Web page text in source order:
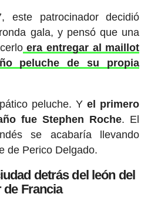
este patrocinador decidió
gala, y pensó que una
era entregar al maillot
peluche de su propia
peluche. Yel primero
fue Stephen Roche. El
se acabaría llevando
de Perico Delgado.
detrás del león del
de Francia